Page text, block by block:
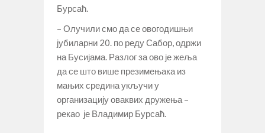
Бурсаћ.
– Олучили смо да се овогодишњи
јубиларни 20. по реду Сабор, одржи
на Бусијама. Разлог за ово је жеља
да се што више презимењака из
мањих средина укључи у
организацију оваквих дружења –
рекао је Владимир Бурсаћ.